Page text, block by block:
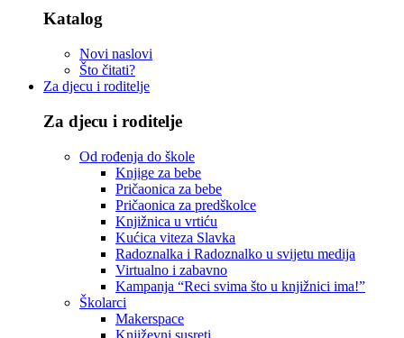
Katalog
Novi naslovi
Što čitati?
Za djecu i roditelje
Za djecu i roditelje
Od rođenja do škole
Knjige za bebe
Pričaonica za bebe
Pričaonica za predškolce
Knjižnica u vrtiću
Kućica viteza Slavka
Radoznalka i Radoznalko u svijetu medija
Virtualno i zabavno
Kampanja “Reci svima što u knjižnici ima!”
Školarci
Makerspace
Književni susreti